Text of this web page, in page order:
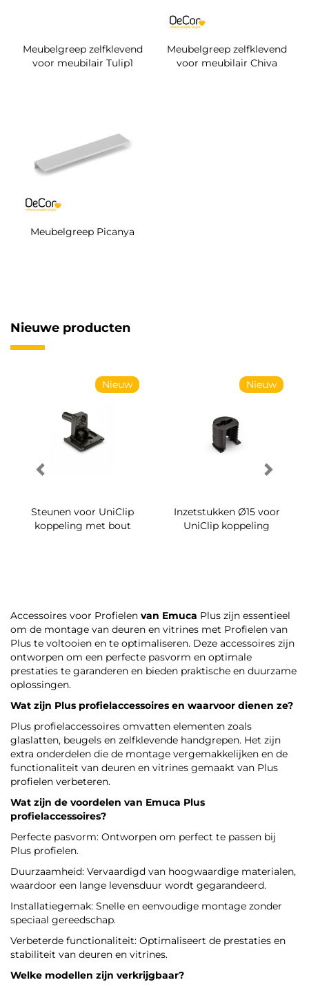
Meubelgreep zelfklevend
voor meubilair Tulip1
Meubelgreep zelfklevend
voor meubilair Chiva
Meubelgreep Picanya
Nieuwe producten
Nieuw
Steunen voor UniClip
koppeling met bout
Nieuw
Inzetstukken Ø15 voor
UniClip koppeling
Accessoires voor Profielen van Emuca Plus zijn essentieel
om de montage van deuren en vitrines met Profielen van
Plus te voltooien en te optimaliseren. Deze accessoires zijn
ontworpen om een perfecte pasvorm en optimale
prestaties te garanderen en bieden praktische en duurzame
oplossingen.
Wat zijn Plus profielaccessoires en waarvoor dienen ze?
Plus profielaccessoires omvatten elementen zoals
glaslatten, beugels en zelfklevende handgrepen. Het zijn
extra onderdelen die de montage vergemakkelijken en de
functionaliteit van deuren en vitrines gemaakt van Plus
profielen verbeteren.
Wat zijn de voordelen van Emuca Plus
profielaccessoires?
Perfecte pasvorm: Ontworpen om perfect te passen bij
Plus profielen.
Duurzaamheid: Vervaardigd van hoogwaardige materialen,
waardoor een lange levensduur wordt gegarandeerd.
Installatiegemak: Snelle en eenvoudige montage zonder
speciaal gereedschap.
Verbeterde functionaliteit: Optimaliseert de prestaties en
stabiliteit van deuren en vitrines.
Welke modellen zijn verkrijgbaar?